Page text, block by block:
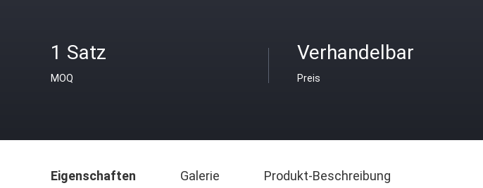
1 Satz
MOQ
Verhandelbar
Preis
Eigenschaften Galerie Produkt-Beschreibung